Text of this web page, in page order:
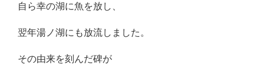
自ら幸の湖に魚を放し、
翌年湯ノ湖にも放流しました。
その由来を刻んだ碑が